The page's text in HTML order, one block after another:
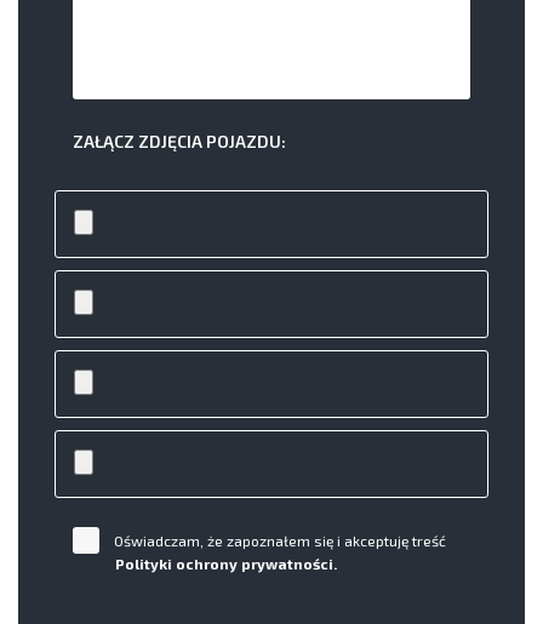
ZAŁĄCZ ZDJĘCIA POJAZDU:
Oświadczam, że zapoznałem się i akceptuję treść
Polityki ochrony prywatności.